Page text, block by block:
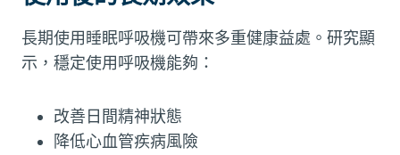
長期使用睡眠呼吸機可帶來多重健康益處。研究顯
示，穩定使用呼吸機能夠：
改善日間精神狀態
降低心血管疾病風險